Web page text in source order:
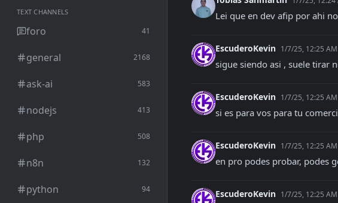
TEXT CHANNELS
foro 41
general 2168
ask-ai 583
nodejs 413
php 508
n8n 132
python 94
Lei que en dev afip por ahi
EscuderoKevin 1/7/25, 12:25 AM
sigue siendo asi , suele tirar
EscuderoKevin 1/7/25, 12:25 AM
si es para vos para tu
EscuderoKevin 1/7/25, 12:25 AM
en pro podes probar, podes
EscuderoKevin 1/7/25, 12:25 AM